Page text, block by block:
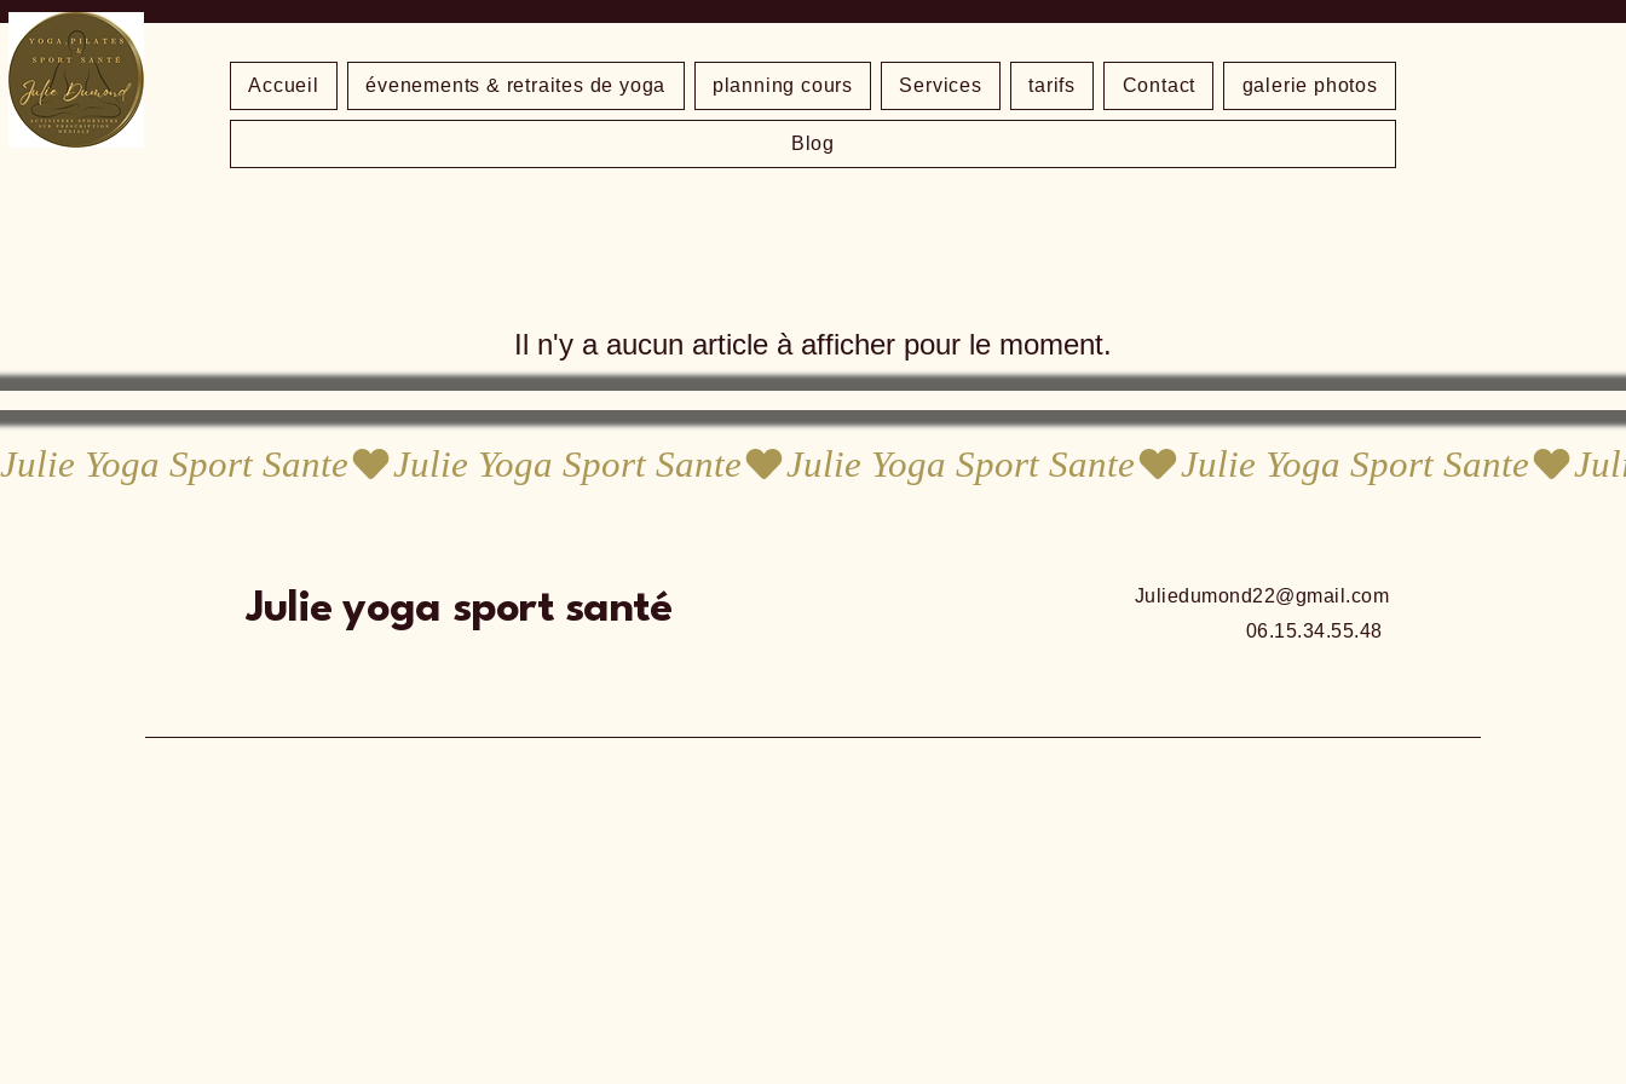
Accueil évenements & retraites de yoga planning cours Services tarifs Contact galerie photos
Blog
Il n'y a aucun article à afficher pour le moment.
Julie Yoga Sport Sante
Julie yoga sport santé
Juliedumond22@gmail.com
06.15.34.55.48